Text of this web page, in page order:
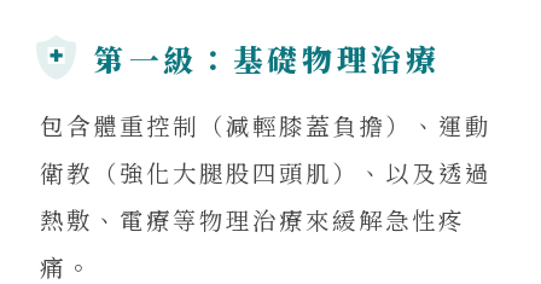
第一級：基礎物理治療
包含體重控制（減輕膝蓋負擔）、運動
衛教（強化大腿股四頭肌）、以及透過
熱敷、電療等物理治療來緩解急性疼
痛。